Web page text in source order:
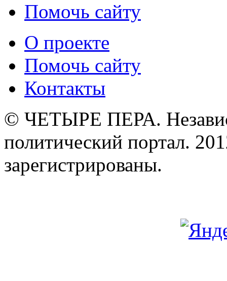
Помочь сайту
О проекте
Помочь сайту
Контакты
© ЧЕТЫРЕ ПЕРА.
политический портал.
зарегистрированы.